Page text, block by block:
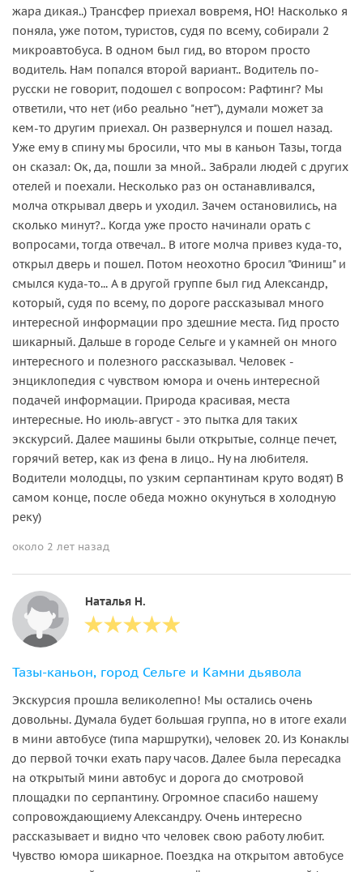
жара дикая..) Трансфер приехал вовремя, НО! Насколько я
поняла, уже потом, туристов, судя по всему, собирали 2
микроавтобуса. В одном был гид, во втором просто
водитель. Нам попался второй вариант.. Водитель по-
русски не говорит, подошел с вопросом: Рафтинг? Мы
ответили, что нет (ибо реально "нет"), думали может за
кем-то другим приехал. Он развернулся и пошел назад.
Уже ему в спину мы бросили, что мы в каньон Тазы, тогда
он сказал: Ок, да, пошли за мной.. Забрали людей с других
отелей и поехали. Несколько раз он останавливался,
молча открывал дверь и уходил. Зачем остановились, на
сколько минут?.. Когда уже просто начинали орать с
вопросами, тогда отвечал.. В итоге молча привез куда-то,
открыл дверь и пошел. Потом неохотно бросил "Финиш" и
смылся куда-то... А в другой группе был гид Александр,
который, судя по всему, по дороге рассказывал много
интересной информации про здешние места. Гид просто
шикарный. Дальше в городе Сельге и у камней он много
интересного и полезного рассказывал. Человек -
энциклопедия с чувством юмора и очень интересной
подачей информации. Природа красивая, места
интересные. Но июль-август - это пытка для таких
экскурсий. Далее машины были открытые, солнце печет,
горячий ветер, как из фена в лицо.. Ну на любителя.
Водители молодцы, по узким серпантинам круто водят) В
самом конце, после обеда можно окунуться в холодную
реку)
около 2 лет назад
Наталья Н.
Тазы-каньон, город Сельге и Камни дьявола
Экскурсия прошла великолепно! Мы остались очень
довольны. Думала будет большая группа, но в итоге ехали
в мини автобусе (типа маршрутки), человек 20. Из Конаклы
до первой точки ехать пару часов. Далее была пересадка
на открытый мини автобус и дорога до смотровой
площадки по серпантину. Огромное спасибо нашему
сопровождающиему Александру. Очень интересно
рассказывает и видно что человек свою работу любит.
Чувство юмора шикарное. Поездка на открытом автобусе